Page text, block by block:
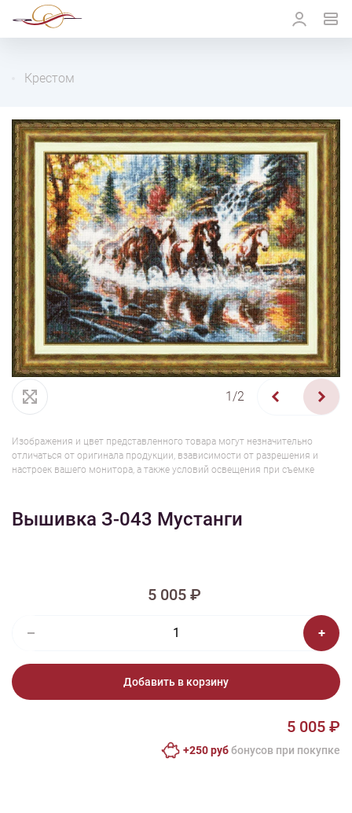
Крестом
1/2
Изображения и цвет представленного товара могут незначительно
отличаться от оригинала продукции, взависимости от разрешения и
настроек вашего монитора, а также условий освещения при съемке
Вышивка З-043 Мустанги
5 005 ₽
Добавить в корзину
5 005 ₽
+250 руббонусов при покупке